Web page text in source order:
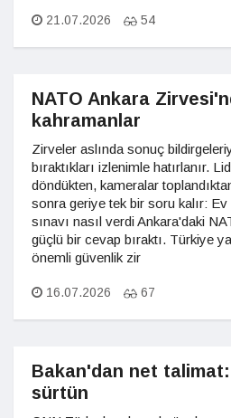
21.07.2026 54
NATO Ankara
kahramanlar
Zirveler aslında sonuç
bıraktıkları izlenimle hatırlanır.
döndükten, kameralar
sonra geriye tek bir soru kalır:
sınavı nasıl verdi Ankara'daki
güçlü bir cevap bıraktı. Türkiye
önemli güvenlik zir
16.07.2026 67
Bakan'dan net talimat:
sürtün